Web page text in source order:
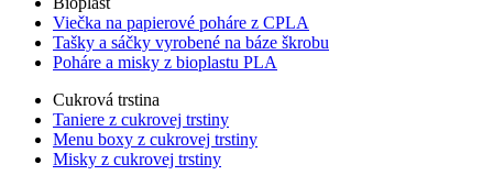
Viečka na papierové poháre z CPLA
Tašky a sáčky vyrobené na báze škrobu
Poháre a misky z bioplastu PLA
Cukrová trstina
Taniere z cukrovej trstiny
Menu boxy z cukrovej trstiny
Misky z cukrovej trstiny